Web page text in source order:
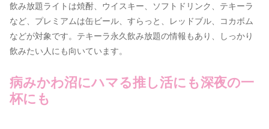
飲み放題ライトは焼酎、ウイスキー、ソフトドリンク、テキーラ
など、プレミアムは缶ビール、すらっと、レッドブル、コカボム
などが対象です。テキーラ永久飲み放題の情報もあり、しっかり
飲みたい人にも向いています。
病みかわ沼にハマる推し活にも深夜の一
杯にも